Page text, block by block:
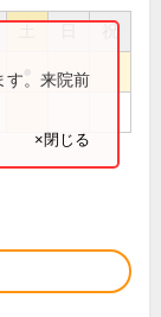
祝
す。来院前
×閉じる